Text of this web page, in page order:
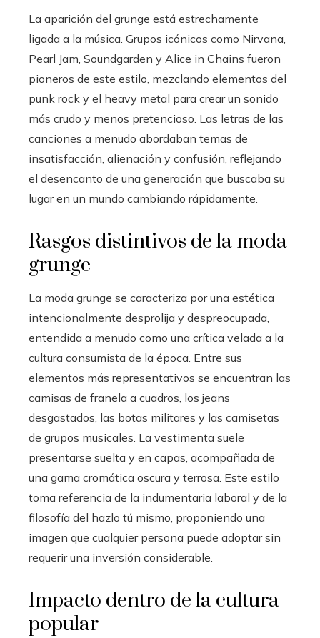
La aparición del grunge está estrechamente
ligada a la música. Grupos icónicos como Nirvana,
Pearl Jam, Soundgarden y Alice in Chains fueron
pioneros de este estilo, mezclando elementos del
punk rock y el heavy metal para crear un sonido
más crudo y menos pretencioso. Las letras de las
canciones a menudo abordaban temas de
insatisfacción, alienación y confusión, reflejando
el desencanto de una generación que buscaba su
lugar en un mundo cambiando rápidamente.
Rasgos distintivos de la moda
grunge
La moda grunge se caracteriza por una estética
intencionalmente desprolija y despreocupada,
entendida a menudo como una crítica velada a la
cultura consumista de la época. Entre sus
elementos más representativos se encuentran las
camisas de franela a cuadros, los jeans
desgastados, las botas militares y las camisetas
de grupos musicales. La vestimenta suele
presentarse suelta y en capas, acompañada de
una gama cromática oscura y terrosa. Este estilo
toma referencia de la indumentaria laboral y de la
filosofía del hazlo tú mismo, proponiendo una
imagen que cualquier persona puede adoptar sin
requerir una inversión considerable.
Impacto dentro de la cultura
popular